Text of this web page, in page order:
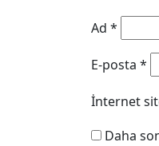
Ad *
E-posta *
İnternet
Daha